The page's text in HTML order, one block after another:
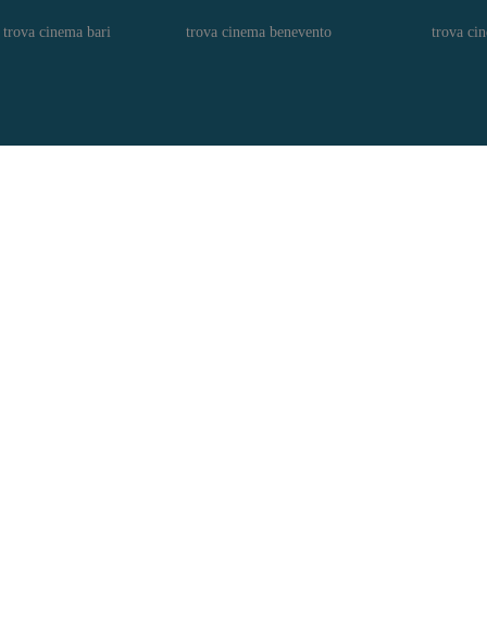
trova cinema bari trova cinema benevento trova